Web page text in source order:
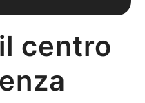
centro